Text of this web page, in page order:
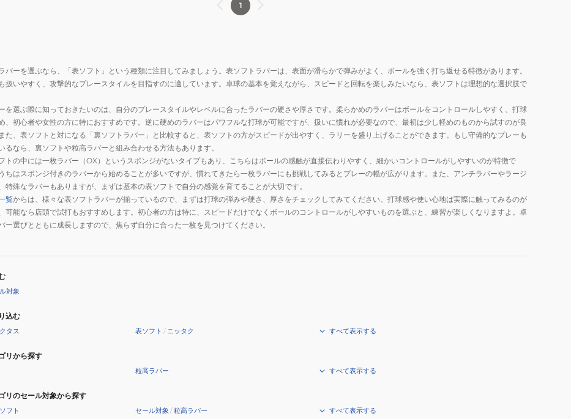
1
バーを選ぶなら、「表ソフト」という種類に注目してみましょう。表ソフトラバーは、表面が滑らかで弾みがよく、ボールを強く打ち返せる特徴があります。
扱いやすく、攻撃的なプレースタイルを目指すのに適しています。卓球の基本を覚えながら、スピードと回転を楽しみたいなら、表ソフトは理想的な選択肢で
を選ぶ際に知っておきたいのは、自分のプレースタイルやレベルに合ったラバーの硬さや厚さです。柔らかめのラバーはボールをコントロールしやすく、打球
、初心者や女性の方に特におすすめです。逆に硬めのラバーはパワフルな打球が可能ですが、扱いに慣れが必要なので、最初は少し軽めのものから試すのが良
た、表ソフトと対になる「裏ソフトラバー」と比較すると、表ソフトの方がスピードが出やすく、ラリーを盛り上げることができます。もし守備的なプレーも
るなら、裏ソフトや粒高ラバーと組み合わせる方法もあります。
トの中には一枚ラバー（OX）というスポンジがないタイプもあり、こちらはボールの感触が直接伝わりやすく、細かいコントロールがしやすいのが特徴で
ちはスポンジ付きのラバーから始めることが多いですが、慣れてきたら一枚ラバーにも挑戦してみるとプレーの幅が広がります。また、アンチラバーやラージ
特殊なラバーもありますが、まずは基本の表ソフトで自分の感覚を育てることが大切です。
覧からは、様々な表ソフトラバーが揃っているので、まずは打球の弾みや硬さ、厚さをチェックしてみてください。打球感や使い心地は実際に触ってみるのが
可能なら店頭で試打もおすすめします。初心者の方は特に、スピードだけでなくボールのコントロールがしやすいものを選ぶと、練習が楽しくなりますよ。卓
ー選びとともに成長しますので、焦らず自分に合った一枚を見つけてください。
対象
込む
タス 表ソフト / ニッタク すべて表示する
リから探す
粒高ラバー すべて表示する
リのセール対象から探す
フト セール対象 /粒高ラバー すべて表示する